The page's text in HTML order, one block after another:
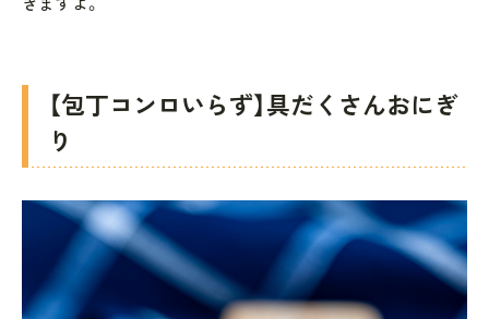
【包丁コンロいらず】具だくさんおにぎ
り